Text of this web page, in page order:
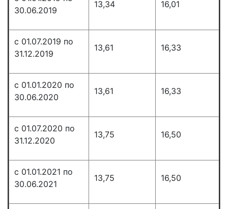
30.06.2019
13,34 16,01
с 01.07.2019 по
31.12.2019
13,61 16,33
с 01.01.2020 по
30.06.2020
13,61 16,33
с 01.07.2020 по
31.12.2020
13,75 16,50
с 01.01.2021 по
30.06.2021
13,75 16,50